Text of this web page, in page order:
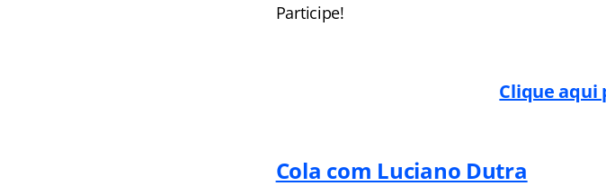
Participe!
Clique aqui
Cola com Luciano Dutra